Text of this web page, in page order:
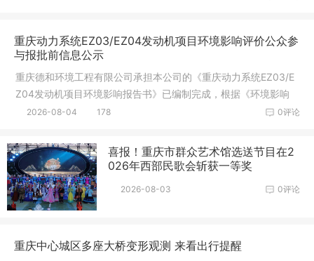
重庆动力系统EZ03/EZ04发动机项目环境影响评价公众参
与报批前信息公示
重庆德和环境工程有限公司承担本公司的《重庆动力系统EZ03/E
Z04发动机项目环境影响报告书》已编制完成，根据《环境影响
评价公众
0评论
2026-08-04 178
喜报！重庆市群众艺术馆选送节目在2
026年西部民歌会斩获一等奖
0评论
2026-08-03
重庆中心城区多座大桥变形观测 来看出行提醒